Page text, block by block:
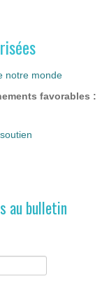
notre monde
favorables :
au bulletin